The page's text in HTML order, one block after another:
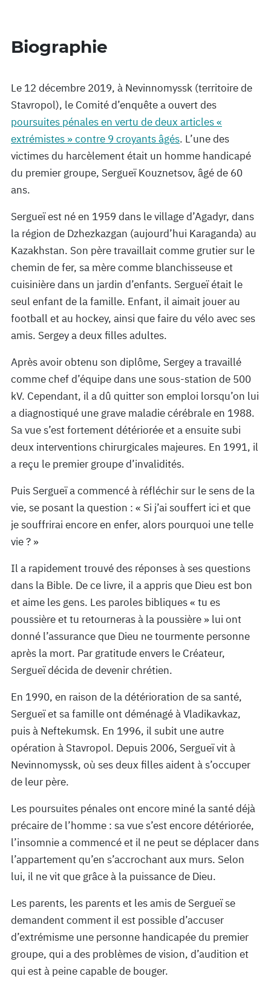
Biographie
Le 12 décembre 2019, à Nevinnomyssk (territoire de
Stavropol), le Comité d’enquête a ouvert des
poursuites pénales en vertu de deux articles «
extrémistes » contre 9 croyants âgés. L’une des
victimes du harcèlement était un homme handicapé
du premier groupe, Sergueï Kouznetsov, âgé de 60
ans.
Sergueï est né en 1959 dans le village d’Agadyr, dans
la région de Dzhezkazgan (aujourd’hui Karaganda) au
Kazakhstan. Son père travaillait comme grutier sur le
chemin de fer, sa mère comme blanchisseuse et
cuisinière dans un jardin d’enfants. Sergueï était le
seul enfant de la famille. Enfant, il aimait jouer au
football et au hockey, ainsi que faire du vélo avec ses
amis. Sergey a deux filles adultes.
Après avoir obtenu son diplôme, Sergey a travaillé
comme chef d’équipe dans une sous-station de 500
kV. Cependant, il a dû quitter son emploi lorsqu’on lui
a diagnostiqué une grave maladie cérébrale en 1988.
Sa vue s’est fortement détériorée et a ensuite subi
deux interventions chirurgicales majeures. En 1991, il
a reçu le premier groupe d’invalidités.
Puis Sergueï a commencé à réfléchir sur le sens de la
vie, se posant la question : « Si j’ai souffert ici et que
je souffrirai encore en enfer, alors pourquoi une telle
vie ? »
Il a rapidement trouvé des réponses à ses questions
dans la Bible. De ce livre, il a appris que Dieu est bon
et aime les gens. Les paroles bibliques « tu es
poussière et tu retourneras à la poussière » lui ont
donné l’assurance que Dieu ne tourmente personne
après la mort. Par gratitude envers le Créateur,
Sergueï décida de devenir chrétien.
En 1990, en raison de la détérioration de sa santé,
Sergueï et sa famille ont déménagé à Vladikavkaz,
puis à Neftekumsk. En 1996, il subit une autre
opération à Stavropol. Depuis 2006, Sergueï vit à
Nevinnomyssk, où ses deux filles aident à s’occuper
de leur père.
Les poursuites pénales ont encore miné la santé déjà
précaire de l’homme : sa vue s’est encore détériorée,
l’insomnie a commencé et il ne peut se déplacer dans
l’appartement qu’en s’accrochant aux murs. Selon
lui, il ne vit que grâce à la puissance de Dieu.
Les parents, les parents et les amis de Sergueï se
demandent comment il est possible d’accuser
d’extrémisme une personne handicapée du premier
groupe, qui a des problèmes de vision, d’audition et
qui est à peine capable de bouger.